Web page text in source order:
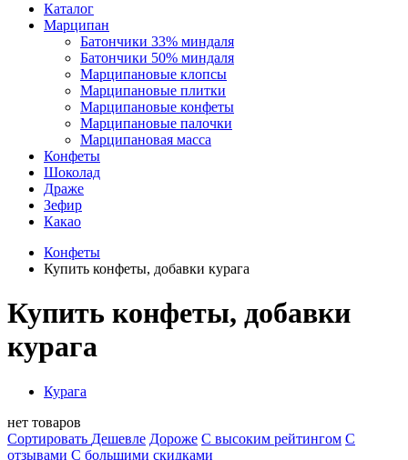
Каталог
Марципан
Батончики 33% миндаля
Батончики 50% миндаля
Марципановые клопсы
Марципановые плитки
Марципановые конфеты
Марципановые палочки
Марципановая масса
Конфеты
Шоколад
Драже
Зефир
Какао
Конфеты
Купить конфеты, добавки курага
Купить конфеты, добавки
курага
Курага
нет товаров
Сортировать Дешевле Дороже С высоким рейтингом C
отзывами С большими скидками